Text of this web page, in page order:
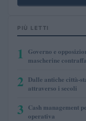
PIÙ LETTI
1
Governo e
mascherine
2 Dalle antiche città-
attraverso i secoli
3 Cash management
operativa